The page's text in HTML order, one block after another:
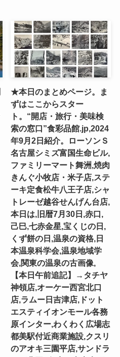
★本日のまとめページ。ま
ずはここからスター
ト。“開店・旅行・美味検
索の窓口”食彩品館.jp,2024
年9月2日紹介。ローソンＳ
名古屋シミズ富国生命ビル,
ファミリーマート舞洲,焼肉
きんぐ小牧店・米子店,ステ
ーキ定食松牛八王子店,シャ
トレーゼ越谷せんげん台店,
本日は,旧暦7月30日,赤口,
己巳,七赤金星,宝くじの日,
くず餅の日,温泉の資格,日
本温泉科学会,温泉地域学
会,関東の温泉の古画像,
【本日午前追記】→タチヤ
神領店,オーケー西宮北口
店,ラムー日吉津店,ドット
エスティイオンモール各務
原インター,わくわく広場志
都美駅付近商業施設,クスリ
のアオキ三園平店,サンドラ